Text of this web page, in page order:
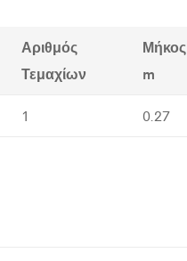
Αριθμός
Τεμαχίων
Μήκος
m
1 0.27